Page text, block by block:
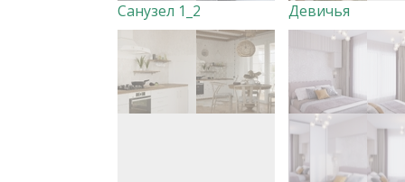
Санузел 1_2 Девичья